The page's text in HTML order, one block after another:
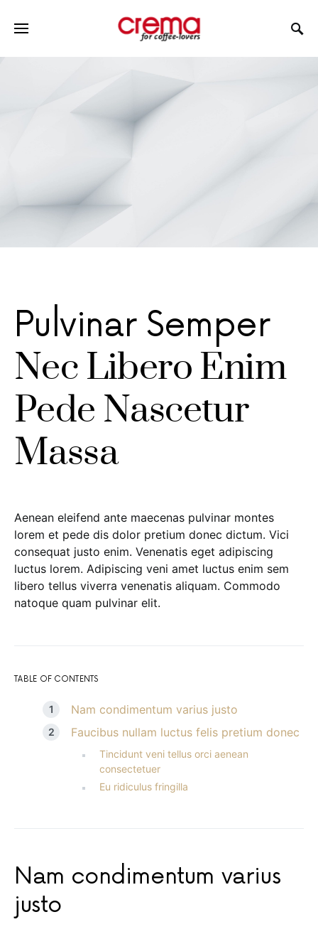
Pulvinar Semper
Nec Libero Enim
Pede Nascetur
Massa
Aenean eleifend ante maecenas pulvinar montes
lorem et pede dis dolor pretium donec dictum. Vici
consequat justo enim. Venenatis eget adipiscing
luctus lorem. Adipiscing veni amet luctus enim sem
libero tellus viverra venenatis aliquam. Commodo
natoque quam pulvinar elit.
TABLE OF CONTENTS
Nam condimentum varius justo
Faucibus nullam luctus felis pretium donec
Tincidunt veni tellus orci aenean
consectetuer
Eu ridiculus fringilla
Nam condimentum varius
justo